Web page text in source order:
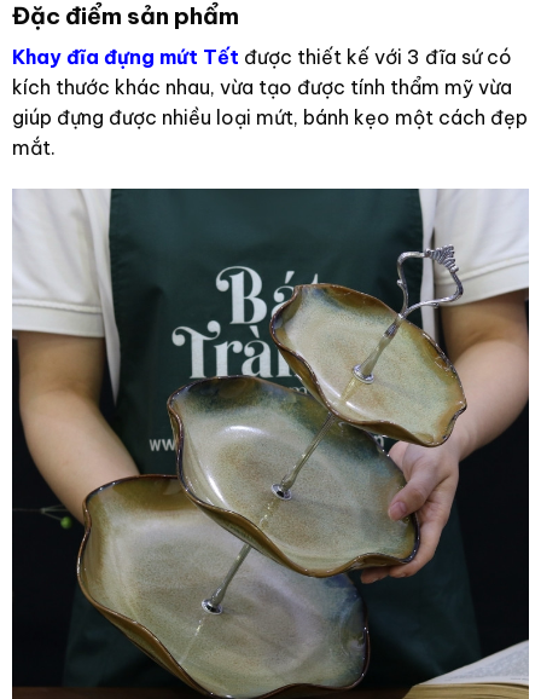
Đặc điểm sản phẩm
Khay đĩa đựng mứt Tết được thiết kế với 3 đĩa sứ có
kích thước khác nhau, vừa tạo được tính thẩm mỹ vừa
giúp đựng được nhiều loại mứt, bánh kẹo một cách đẹp
mắt.